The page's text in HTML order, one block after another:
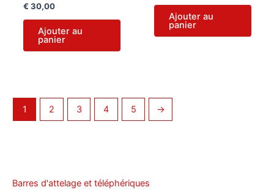
Barres d'attelage et téléphériques
€ 30,00
Ajouter au
panier
Ajouter au
panier
1 2 3 4 5 →